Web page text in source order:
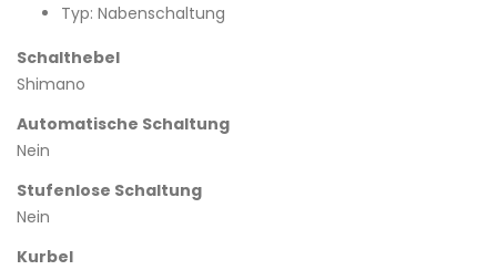
Typ: Nabenschaltung
Schalthebel
Shimano
Automatische Schaltung
Nein
Stufenlose Schaltung
Nein
Kurbel